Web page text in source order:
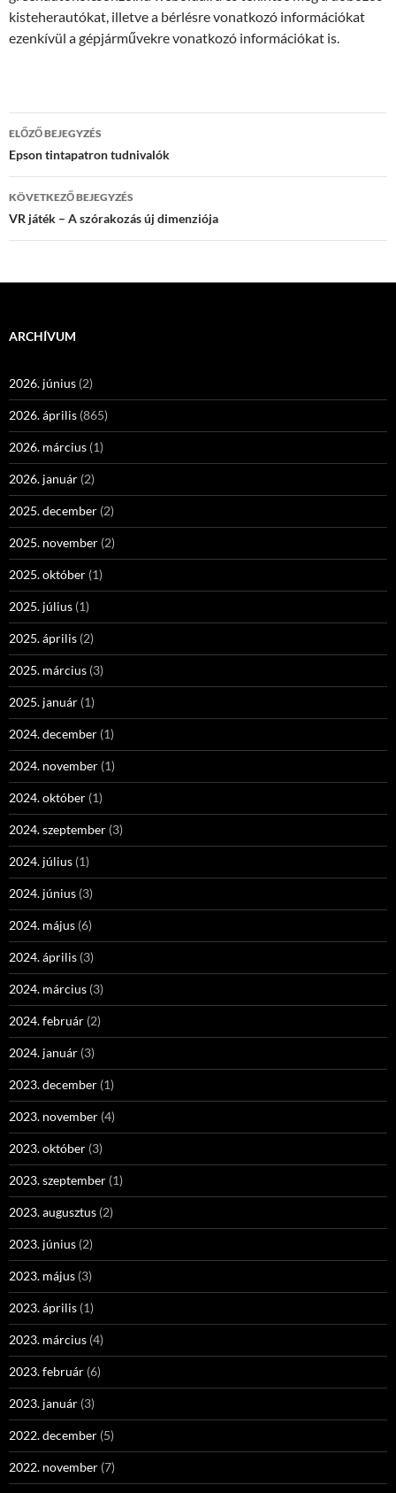
kisteherautókat, illetve a bérlésre vonatkozó információkat
ezenkívül a gépjárművekre vonatkozó információkat is.
Bejegyzés
navigáció
ELŐZŐ BEJEGYZÉS
Epson tintapatron tudnivalók
KÖVETKEZŐ BEJEGYZÉS
VR játék – A szórakozás új dimenziója
ARCHÍVUM
2026. június (2)
2026. április (865)
2026. március (1)
2026. január (2)
2025. december (2)
2025. november (2)
2025. október (1)
2025. július (1)
2025. április (2)
2025. március (3)
2025. január (1)
2024. december (1)
2024. november (1)
2024. október (1)
2024. szeptember (3)
2024. július (1)
2024. június (3)
2024. május (6)
2024. április (3)
2024. március (3)
2024. február (2)
2024. január (3)
2023. december (1)
2023. november (4)
2023. október (3)
2023. szeptember (1)
2023. augusztus (2)
2023. június (2)
2023. május (3)
2023. április (1)
2023. március (4)
2023. február (6)
2023. január (3)
2022. december (5)
2022. november (7)